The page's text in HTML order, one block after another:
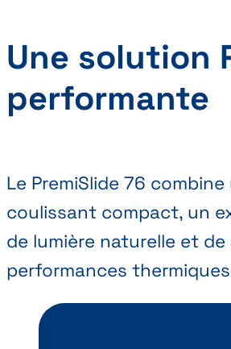
Une solution
performante
Le PremiSlide 76
coulissant compact, un
de lumière naturelle et de
performances